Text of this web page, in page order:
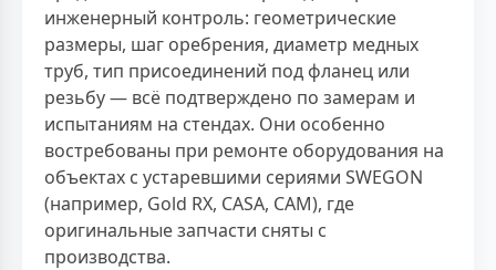
инженерный контроль: геометрические
размеры, шаг оребрения, диаметр медных
труб, тип присоединений под фланец или
резьбу — всё подтверждено по замерам и
испытаниям на стендах. Они особенно
востребованы при ремонте оборудования на
объектах с устаревшими сериями SWEGON
(например, Gold RX, CASA, CAM), где
оригинальные запчасти сняты с
производства.